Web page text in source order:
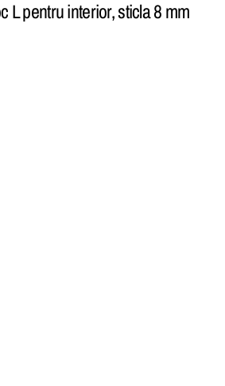
L pentru interior, sticla 8 mm